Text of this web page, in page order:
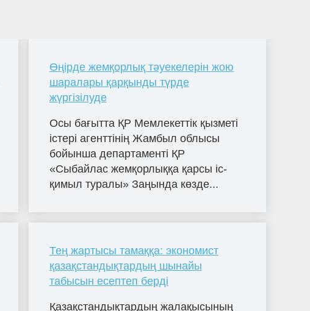
Өңірде жемқорлық тәуекелерін жою
шаралары қарқынды түрде
жүргізілуде
Осы бағытта ҚР Мемлекеттік қызметі
істері агенттінің Жамбыл облысы
бойынша департаменті ҚР
«Сыбайлас жемқорлыққа қарсы іс-
қимыл туралы» Заңында көзде...
Тең жартысы тамаққа: экономист
қазақстандықтардың шынайы
табысын есептеп берді
Қазақстандықтардың жалақысының